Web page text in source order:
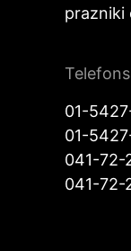
prazniki
01-
01-
041-72-
041-72-